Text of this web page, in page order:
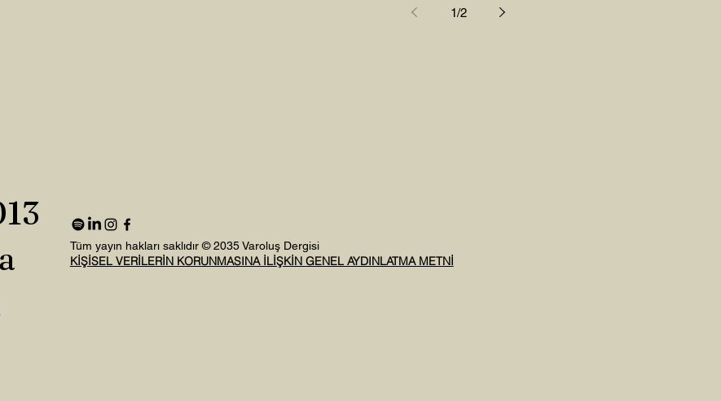
1/2
Tüm yayın hakları saklıdır © 2035 Varoluş Dergisi
KİŞİSEL VERİLERİN KORUNMASINA İLİŞKİN GENEL AYDINLATMA METNİ